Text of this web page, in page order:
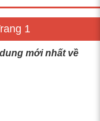
1
mới nhất về